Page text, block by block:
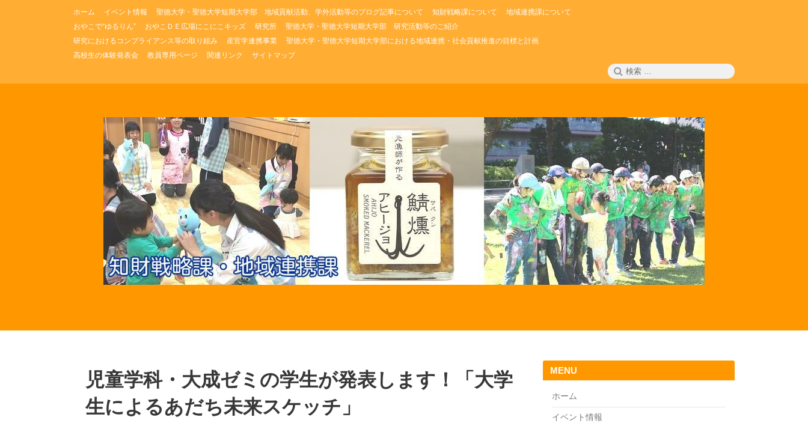
ス
ホーム イベント情報 聖徳大学・聖徳大学短期大学部 地域貢献活動、学外活動等のブログ記事について 知財戦略課について
地域連携課について
おやこで“ゆるりん”
おやこＤＥ広場にこにこキッズ 研究所
聖徳大学・聖徳大学短期大学部 研究活動等のご紹介
研究におけるコンプライアンス等の取り組み
産官学連携事業
聖徳大学・聖徳大学短期大学部における地域連携・社会貢献推進の目標と計画
高校生の体験発表会
教員専用ページ 関連リンク サイトマップ
検
索:
児童学科・大成ゼミの学生が発表します！「大学
生によるあだち未来スケッチ」
MENU
ホーム
イベント情報